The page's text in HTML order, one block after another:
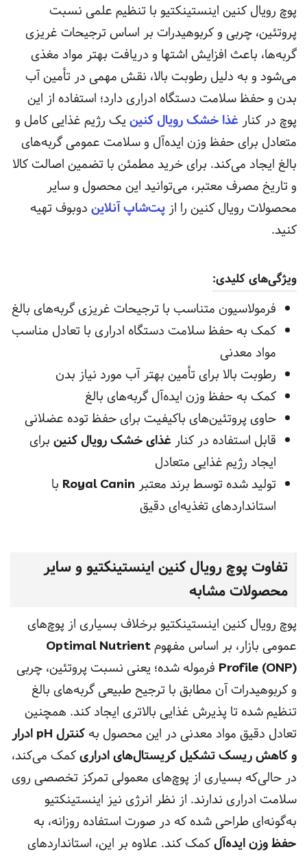
پوچ رویال کنین اینستینکتیو با تنظیم علمی نسبت
پروتئین، چربی و کربوهیدرات بر اساس ترجیحات غریزی
گربه‌ها، باعث افزایش اشتها و دریافت بهتر مواد مغذی
می‌شود و به دلیل رطوبت بالا، نقش مهمی در تأمین آب
بدن و حفظ سلامت دستگاه ادراری دارد؛ استفاده از این
پوچ در کنارغذا خشک رویال کنینیک رژیم غذایی کامل و
متعادل برای حفظ وزن ایده‌آل و سلامت عمومی گربه‌های
بالغ ایجاد می‌کند. برای خرید مطمئن با تضمین اصالت کالا
و تاریخ مصرف معتبر، می‌توانید این محصول و سایر
محصولات رویال کنین را ازپت‌شاپ آنلایندوبوف تهیه
کنید.
ویژگی‌های کلیدی:
فرمولاسیون متناسب با ترجیحات غریزی گربه‌های بالغ
کمک به حفظ سلامت دستگاه ادراری با تعادل مناسب
مواد معدنی
رطوبت بالا برای تأمین بهتر آب مورد نیاز بدن
کمک به حفظ وزن ایده‌آل گربه‌های بالغ
حاوی پروتئین‌های باکیفیت برای حفظ توده عضلانی
قابل استفاده در کنارغذای خشک رویال کنینبرای
ایجاد رژیم غذایی متعادل
تولید شده توسط برند معتبرRoyal Canin با
استانداردهای تغذیه‌ای دقیق
تفاوت پوچ رویال کنین اینستینکتیو و سایر
محصولات مشابه
پوچ رویال کنین اینستینکتیو برخلاف بسیاری از پوچ‌های
عمومی بازار، بر اساس مفهومOptimal Nutrient
Profile (ONP) فرموله شده؛ یعنی نسبت پروتئین، چربی
و کربوهیدرات آن مطابق با ترجیح طبیعی گربه‌های بالغ
تنظیم شده تا پذیرش غذایی بالاتری ایجاد کند. همچنین
تعادل دقیق مواد معدنی در این محصول به
کنترل pH ادرار
و کاهش ریسک تشکیل کریستال‌های ادراریکمک می‌کند،
در حالی‌که بسیاری از پوچ‌های معمولی تمرکز تخصصی روی
سلامت ادراری ندارند. از نظر انرژی نیز اینستینکتیو
به‌گونه‌ای طراحی شده که در صورت استفاده روزانه، به
حفظ وزن ایده‌آلکمک کند. علاوه بر این، استانداردهای